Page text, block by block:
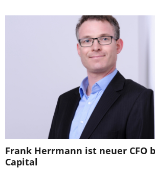
Frank Herrmann ist neuer CFO
Capital